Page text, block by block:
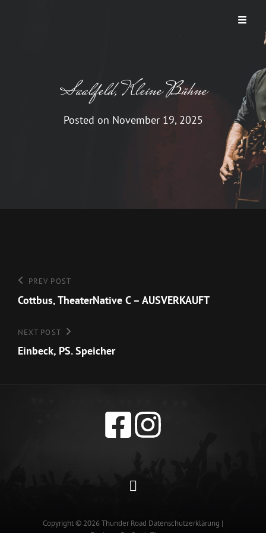
Saalfeld, Kleine Bühne
Posted on November 19, 2025
Beitragsnavigation
Previous
Post
PREV POST
Cottbus, TheaterNative C – AUSVERKAUFT
Next
Post
NEXT POST
Einbeck, PS. Speicher
Copyright © 2026Thunder Road Datenschutzerklärung |